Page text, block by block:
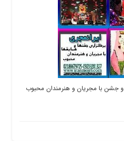
و جشن با مجریان و هنرمندان محبوب